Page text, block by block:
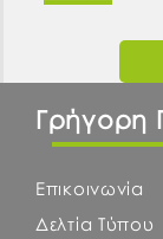
Γρήγορη
Επικοινωνία
Δελτία Τύπου